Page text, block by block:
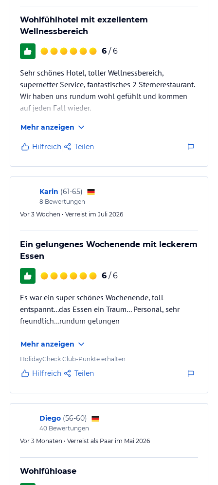
Wohlfühlhotel mit exzellentem
Wellnessbereich
6 / 6
Sehr schönes Hotel, toller Wellnessbereich,
supernetter Service, fantastisches 2 Sternerestaurant.
Wir haben uns rundum wohl gefühlt und kommen
auf jeden Fall wieder.
Mehr anzeigen
Hilfreich Teilen
Karin (61-65)
8 Bewertungen
Vor 3 Wochen • Verreist im Juli 2026
Ein gelungenes Wochenende mit leckerem
Essen
6 / 6
Es war ein super schönes Wochenende, toll
entspannt...das Essen ein Traum... Personal, sehr
freundlich...rundum gelungen
Mehr anzeigen
HolidayCheck Club-Punkte erhalten
Hilfreich Teilen
Diego (56-60)
40 Bewertungen
Vor 3 Monaten • Verreist als Paar im Mai 2026
Wohlfühloase